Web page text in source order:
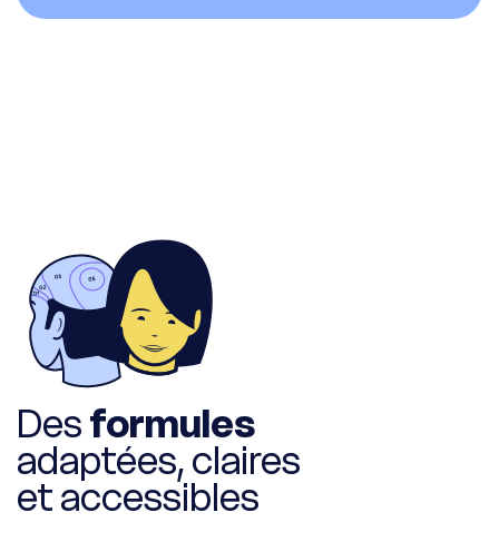
Desformules
adaptées, claires
et accessibles